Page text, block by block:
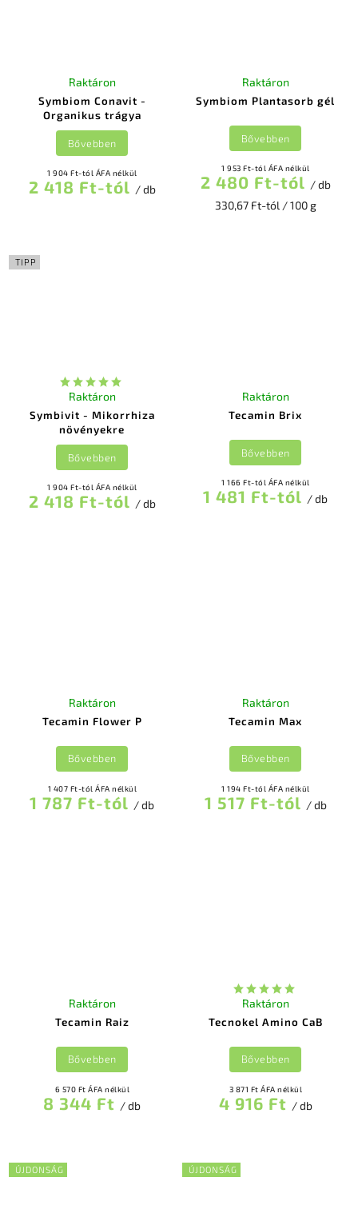
Symbiom Conavit -
Organikus trágya
Raktáron
1 904 Ft-tól ÁFA nélkül
2 418 Ft-tól / db
Bővebben
Symbiom Plantasorb gél
Raktáron
1 953 Ft-tól ÁFA nélkül
2 480 Ft-tól / db
330,67 Ft-tól / 100 g
Bővebben
TIPP
Symbivit - Mikorrhiza
növényekre
Raktáron
1 904 Ft-tól ÁFA nélkül
2 418 Ft-tól / db
Bővebben
Tecamin Brix
Raktáron
1 166 Ft-tól ÁFA nélkül
1 481 Ft-tól / db
Bővebben
Tecamin Flower P
Raktáron
1 407 Ft-tól ÁFA nélkül
1 787 Ft-tól / db
Bővebben
Tecamin Max
Raktáron
1 194 Ft-tól ÁFA nélkül
1 517 Ft-tól / db
Bővebben
Tecamin Raiz
Raktáron
6 570 Ft ÁFA nélkül
8 344 Ft / db
Bővebben
Tecnokel Amino CaB
Raktáron
3 871 Ft ÁFA nélkül
4 916 Ft / db
Bővebben
ÚJDONSÁG ÚJDONSÁG